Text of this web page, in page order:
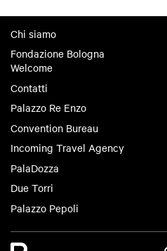
Chi siamo
Fondazione Bologna
Welcome
Contatti
Palazzo Re Enzo
Convention Bureau
Incoming Travel Agency
PalaDozza
Due Torri
Palazzo Pepoli